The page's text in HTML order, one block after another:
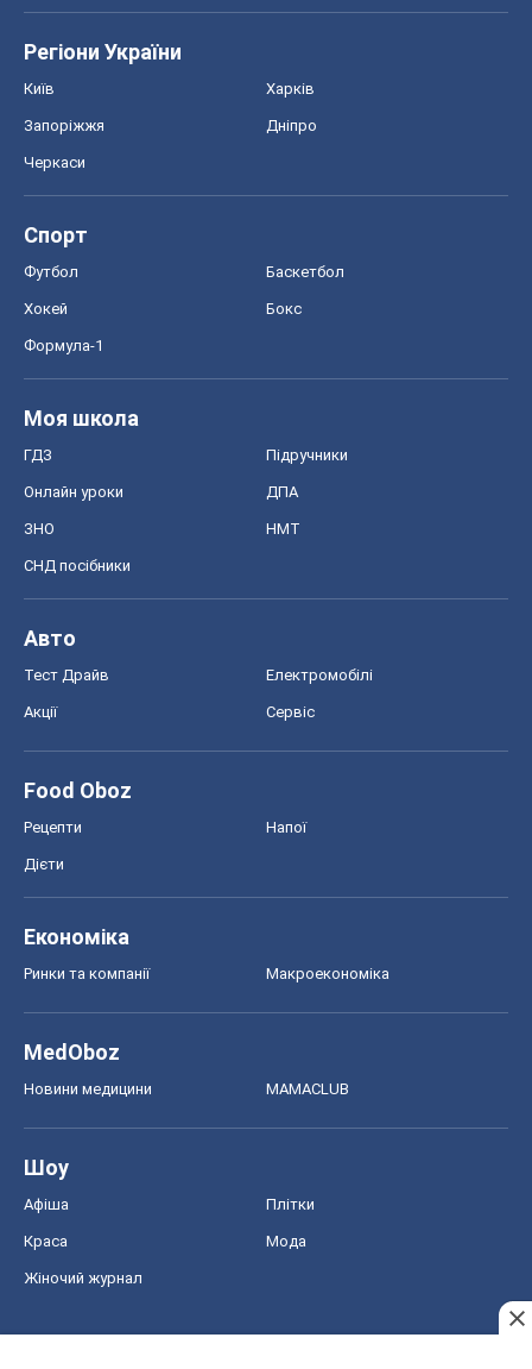
Регіони України
Київ Харків
Запоріжжя Дніпро
Черкаси
Спорт
Футбол Баскетбол
Хокей Бокс
Формула-1
Моя школа
ГДЗ Підручники
Онлайн уроки ДПА
ЗНО НМТ
СНД посібники
Авто
Тест Драйв Електромобілі
Акції Сервіс
Food Oboz
Рецепти Напої
Дієти
Економіка
Ринки та компанії Макроекономіка
MedOboz
Новини медицини MAMACLUB
Шоу
Афіша Плітки
Краса Мода
Жіночий журнал